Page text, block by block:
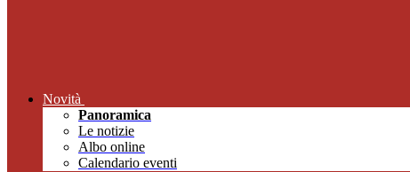
Novità
Panoramica
Le notizie
Albo online
Calendario eventi